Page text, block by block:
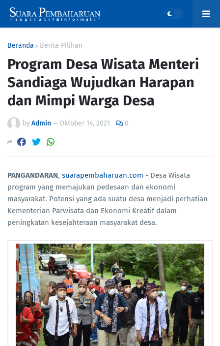
Beranda Berita Pilihan
Program Desa Wisata Menteri
Sandiaga Wujudkan Harapan
dan Mimpi Warga Desa
byAdmin— Oktober 14, 2021 0
PANGANDARAN, suarapembaharuan.com - Desa Wisata
program yang memajukan pedesaan dan ekonomi
masyarakat. Potensi yang ada suatu desa menjadi perhatian
Kementerian Parwisata dan Ekonomi Kreatif dalam
peningkatan kesejahteraan masyarakat desa.